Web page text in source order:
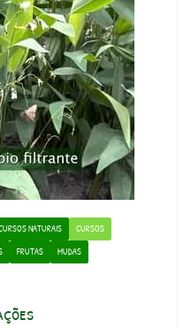
NATURAIS
CURSOS
FRUTAS
MUDAS